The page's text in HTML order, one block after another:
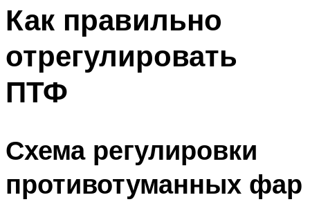
Меню
Как правильно
отрегулировать
ПТФ
Схема регулировки
противотуманных фар